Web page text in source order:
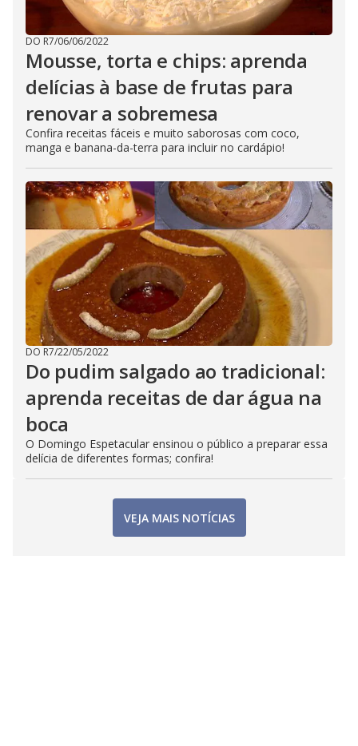
DO R7/06/06/2022
Mousse, torta e chips: aprenda
delícias à base de frutas para
renovar a sobremesa
Confira receitas fáceis e muito saborosas com coco,
manga e banana-da-terra para incluir no cardápio!
DO R7/22/05/2022
Do pudim salgado ao tradicional:
aprenda receitas de dar água na
boca
O Domingo Espetacular ensinou o público a preparar essa
delícia de diferentes formas; confira!
VEJA MAIS NOTÍCIAS